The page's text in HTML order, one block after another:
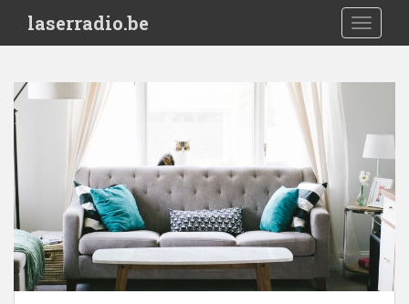
i
laserradio.be